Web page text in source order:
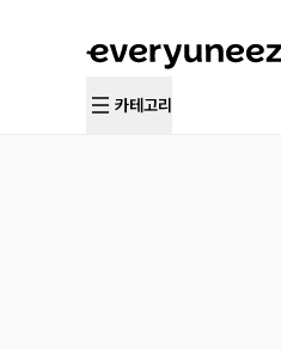
카테고리